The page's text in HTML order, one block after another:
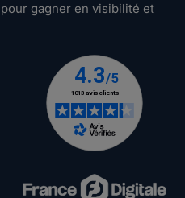
gagner en visibilité et